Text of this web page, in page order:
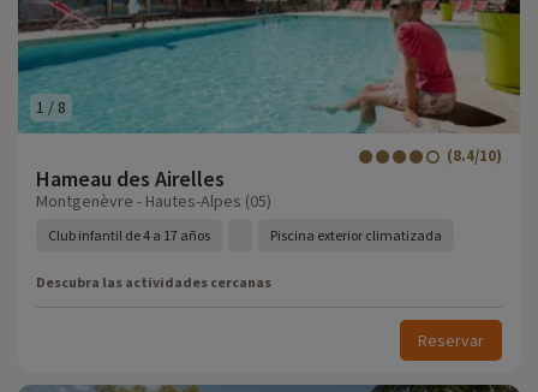
1 / 8
Hameau des Airelles
(8.4/10)
Montgenèvre - Hautes-Alpes (05)
Club infantil de 4 a 17 años Piscina exterior climatizada
Descubra las actividades cercanas
Reservar